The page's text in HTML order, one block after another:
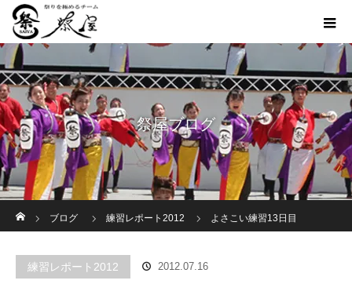
祭屋ブログ
ブログ
練習レポート2012 よさこい練習13日目
練習レポート2012 2012.07.16